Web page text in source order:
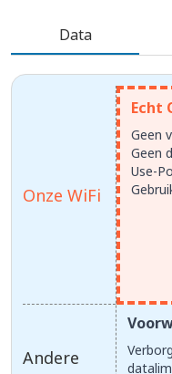
Data
Onze WiFi
Andere
Echt
Geen
Geen
Use-